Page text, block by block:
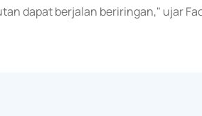
dapat berjalan beriringan," ujar